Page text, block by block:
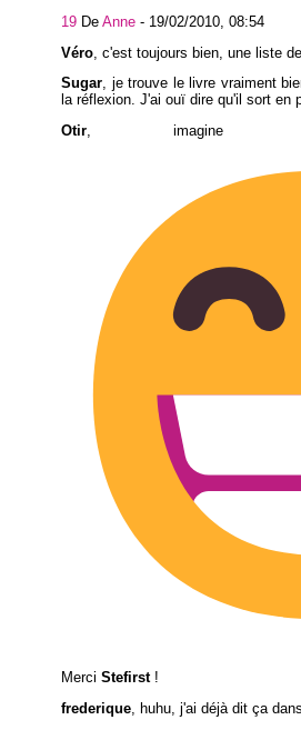
19 De Anne - 19/02/2010, 08:54
Véro , c'est toujours bien, une liste
Sugar, je trouve le livre vraiment
la réflexion. J'ai ouï dire qu'il sort en
Otir, imagine
Merci Stefirst!
frederique , huhu, j'ai déjà dit ça